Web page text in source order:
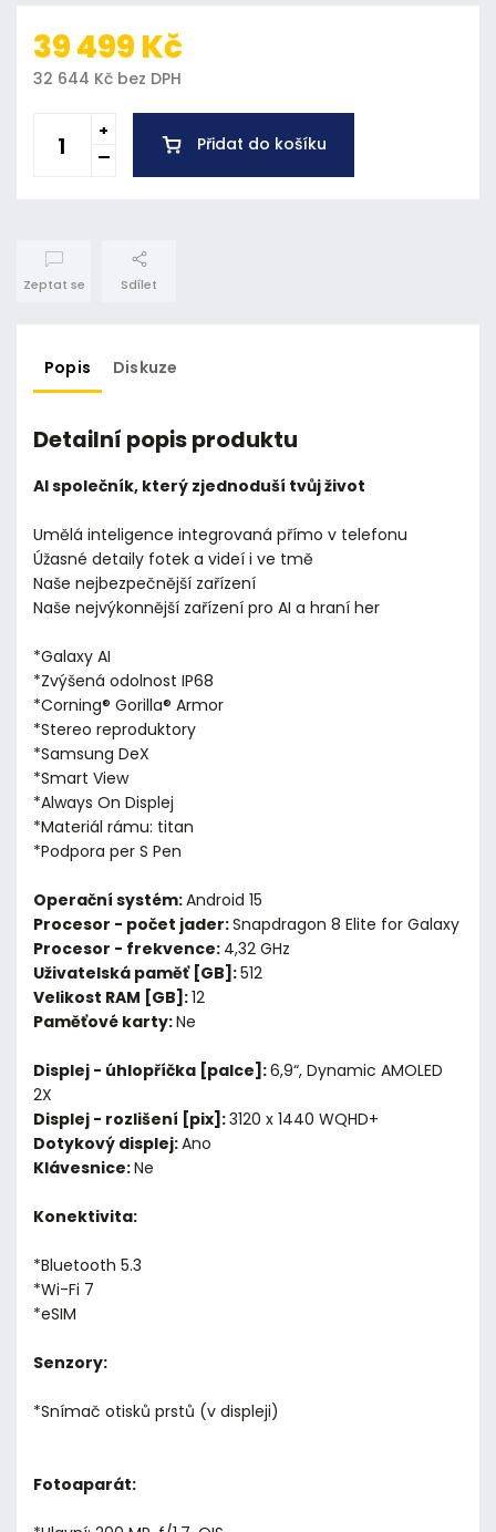
39 499 Kč
32 644 Kč bez DPH
Přidat do košíku
Zeptat se Sdílet
Popis Diskuze
Detailní popis produktu
AI společník, který zjednoduší tvůj život
Umělá inteligence integrovaná přímo v telefonu
Úžasné detaily fotek a videí i ve tmě
Naše nejbezpečnější zařízení
Naše nejvýkonnější zařízení pro AI a hraní her
*Galaxy AI
*Zvýšená odolnost IP68
*Corning® Gorilla® Armor
*Stereo reproduktory
*Samsung DeX
*Smart View
*Always On Displej
*Materiál rámu: titan
*Podpora per S Pen
Operační systém:Android 15
Procesor - počet jader:Snapdragon 8 Elite for Galaxy
Procesor - frekvence: 4,32 GHz
Uživatelská paměť [GB]:512
Velikost RAM [GB]:12
Paměťové karty:Ne
Displej - úhlopříčka [palce]:6,9“, Dynamic AMOLED
2X
Displej - rozlišení [pix]:3120 x 1440 WQHD+
Dotykový displej:Ano
Klávesnice:Ne
Konektivita:
*Bluetooth 5.3
*Wi-Fi 7
*eSIM
Senzory:
*Snímač otisků prstů (v displeji)
Fotoaparát: